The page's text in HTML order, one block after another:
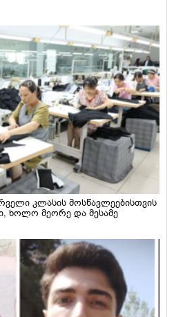
კლასის მოსწავლეებისთვის
ხოლო მეორე და მესამე